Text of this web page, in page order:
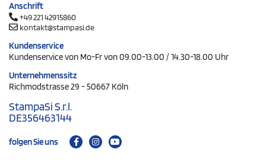
Anschrift
+49 221 42915860
kontakt@stampasi.de
Kundenservice
Kundenservice von Mo-Fr von 09.00-13.00 / 14.30-18.00 Uhr
Unternehmenssitz
Richmodstrasse 29 - 50667 Köln
StampaSi S.r.l.
DE356463144
folgen Sie uns